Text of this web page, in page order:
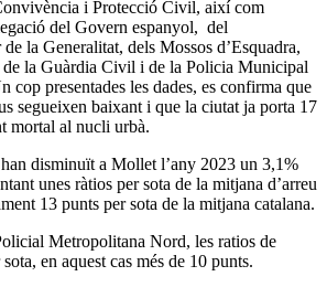
i Protecció Civil, així com
del Govern espanyol, del
la Generalitat, dels Mossos d’Esquadra,
la Guàrdia Civil i de la Policia Municipal
cop presentades les dades, es confirma que
segueixen baixant i que la ciutat ja porta 17
mortal al nucli urbà.
disminuït a Mollet l’any 2023 un 3,1%
unes ràtios per sota de la mitjana d’arreu
13 punts per sota de la mitjana catalana.
Metropolitana Nord, les ratios de
en aquest cas més de 10 punts.